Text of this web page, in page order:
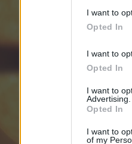
I want to
Opted In
I want to
Opted In
I want to
Advertising.
Opted In
I want to
of my